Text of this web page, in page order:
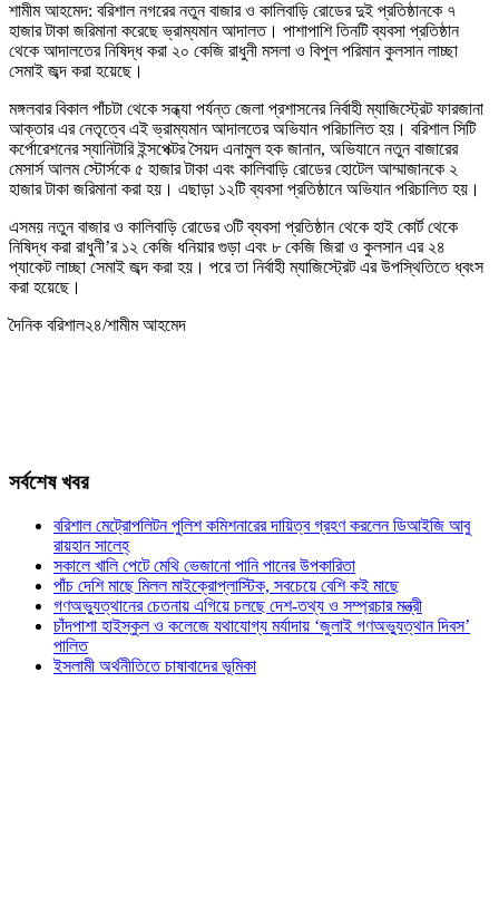
শামীম আহমেদ: বরিশাল নগরের নতুন বাজার ও কালিবাড়ি রোডের দুই প্রতিষ্ঠানকে ৭
হাজার টাকা জরিমানা করেছে ভ্রাম্যমান আদালত। পাশাপাশি তিনটি ব্যবসা প্রতিষ্ঠান
থেকে আদালতের নিষিদ্ধ করা ২০ কেজি রাধুনী মসলা ও বিপুল পরিমান কুলসান লাচ্ছা
সেমাই জব্দ করা হয়েছে।
মঙ্গলবার বিকাল পাঁচটা থেকে সন্ধ্যা পর্যন্ত জেলা প্রশাসনের নির্বাহী ম্যাজিস্ট্রেট ফারজানা
আক্তার এর নেতৃত্বে এই ভ্রাম্যমান আদালতের অভিযান পরিচালিত হয়। বরিশাল সিটি
কর্পোরেশনের স্যানিটারি ইন্সপেক্টর সৈয়দ এনামুল হক জানান, অভিযানে নতুন বাজারের
মেসার্স আলম স্টোর্সকে ৫ হাজার টাকা এবং কালিবাড়ি রোডের হোটেল আম্মাজানকে ২
হাজার টাকা জরিমানা করা হয়। এছাড়া ১২টি ব্যবসা প্রতিষ্ঠানে অভিযান পরিচালিত হয়।
এসময় নতুন বাজার ও কালিবাড়ি রোডের ৩টি ব্যবসা প্রতিষ্ঠান থেকে হাই কোর্ট থেকে
নিষিদ্ধ করা রাধুনী’র ১২ কেজি ধনিয়ার গুড়া এবং ৮ কেজি জিরা ও কুলসান এর ২৪
প্যাকেট লাচ্ছা সেমাই জব্দ করা হয়। পরে তা নির্বাহী ম্যাজিস্ট্রেট এর উপস্থিতিতে ধ্বংস
করা হয়েছে।
দৈনিক বরিশাল২৪/শামীম আহমেদ
সর্বশেষ খবর
বরিশাল মেট্রোপলিটন পুলিশ কমিশনারের দায়িত্ব গ্রহণ করলেন ডিআইজি আবু
রায়হান সালেহ্
সকালে খালি পেটে মেথি ভেজানো পানি পানের উপকারিতা
পাঁচ দেশি মাছে মিলল মাইক্রোপ্লাস্টিক, সবচেয়ে বেশি কই মাছে
গণঅভ্যুত্থানের চেতনায় এগিয়ে চলছে দেশ-তথ্য ও সম্প্রচার মন্ত্রী
চাঁদপাশা হাইস্কুল ও কলেজে যথাযোগ্য মর্যাদায় ‘জুলাই গণঅভ্যুত্থান দিবস’
পালিত
ইসলামী অর্থনীতিতে চাষাবাদের ভূমিকা